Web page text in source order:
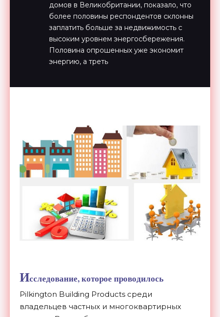
домов в Великобритании, показало, что
более половины респондентов склонны
заплатить больше за недвижимость с
высоким уровнем энергосбережения.
Половина опрошенных уже экономит
энергию, а треть
Исследование, которое проводилось
Pilkington Building Products среди
владельцев частных и многоквартирных